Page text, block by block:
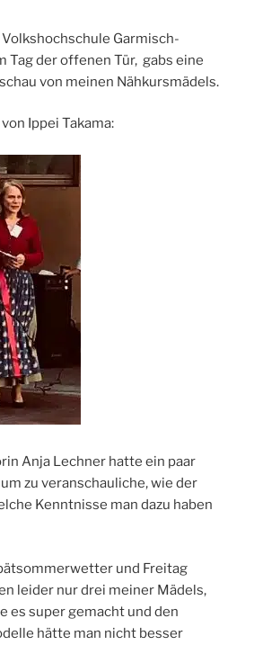
Garmisch-
Tag der offenen Tür, gabs eine
von meinen Nähkursmädels.
Ippei Takama:
Anja Lechner hatte ein paar
zu veranschauliche, wie der
Kenntnisse man dazu haben
und Freitag
leider nur drei meiner Mädels,
es super gemacht und den
hätte man nicht besser